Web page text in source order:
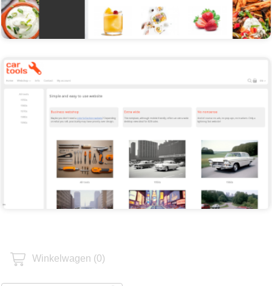
Winkelwagen (0)